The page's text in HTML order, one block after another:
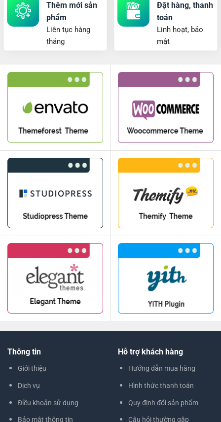
Thêm mới sản
phẩm
Liên tục hàng
tháng
Đặt hàng, thanh
toán
Linh hoạt, bảo
mật
Thông tin
Giới thiệu
Dịch vụ
Điều khoản sử dụng
Bảo mật thông tin
Hỗ trợ khách hàng
Hướng dẫn mua hàng
Hình thức thanh toán
Quy định đổi sản phẩm
Câu hỏi thường gặp